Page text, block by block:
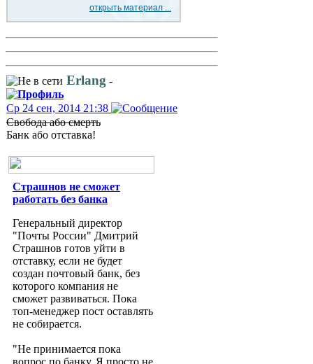
открыть материал ...
Erlang -
Ср 24 сен, 2014 21:38
Свобода або смерть
Банк або отставка!
Страшнов не сможет
работать без банка
Генеральный директор
"Почты России" Дмитрий
Страшнов готов уйти в
отставку, если не будет
создан почтовый банк, без
которого компания не
сможет развиваться. Пока
топ-менеджер пост оставлять
не собирается.
"Не принимается пока
вопрос по банку. Я просто не